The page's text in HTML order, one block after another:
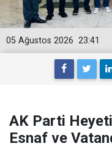
23:41
05 Ağustos 2026
AK Parti
Esnaf ve